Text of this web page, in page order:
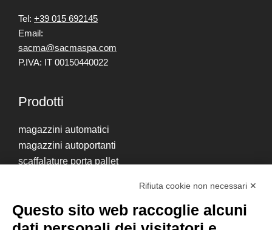
Tel: +39 015 692145
Email:
sacma@sacmaspa.com
P.IVA: IT 00150440022
Prodotti
magazzini automatici
magazzini autoportanti
scaffalature porta pallet
soppalchi
Rifiuta cookie non necessari ✕
Questo sito web raccoglie alcuni